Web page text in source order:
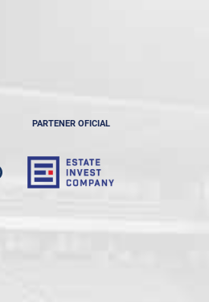
PARTENER OFICIAL